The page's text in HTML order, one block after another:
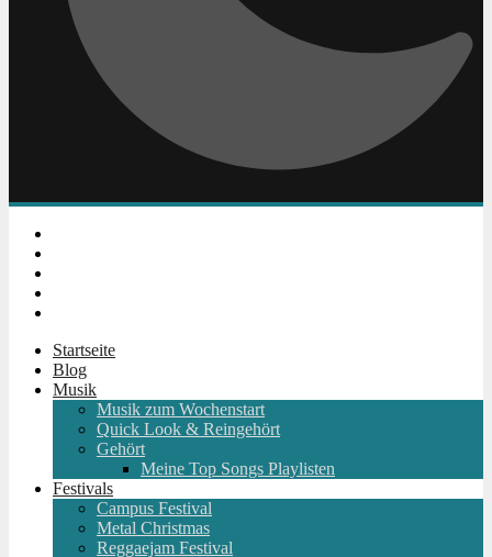
Startseite
Blog
Musik
Musik zum Wochenstart
Quick Look & Reingehört
Gehört
Meine Top Songs Playlisten
Festivals
Campus Festival
Metal Christmas
Reggaejam Festival